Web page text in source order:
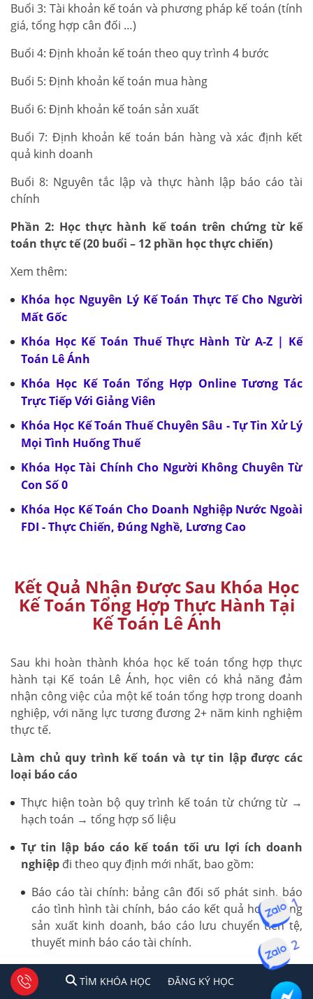
Buổi 3: Tài khoản kế toán và phương pháp kế toán (tính
giá, tổng hợp cân đối …)
Buổi 4: Định khoản kế toán theo quy trình 4 bước
Buổi 5: Định khoản kế toán mua hàng
Buổi 6: Định khoản kế toán sản xuất
Buổi 7: Định khoản kế toán bán hàng và xác định kết
quả kinh doanh
Buổi 8: Nguyên tắc lập và thực hành lập báo cáo tài
chính
Phần 2: Học thực hành kế toán trên chứng từ kế
toán thực tế (20 buổi – 12 phần học thực chiến)
Xem thêm:
Khóa học Nguyên Lý Kế Toán Thực Tế Cho Người
Mất Gốc
Khóa Học Kế Toán Thuế Thực Hành Từ A-Z | Kế
Toán Lê Ánh
Khóa Học Kế Toán Tổng Hợp Online Tương Tác
Trực Tiếp Với Giảng Viên
Khóa Học Kế Toán Thuế Chuyên Sâu - Tự Tin Xử Lý
Mọi Tình Huống Thuế
Khóa Học Tài Chính Cho Người Không Chuyên Từ
Con Số 0
Khóa Học Kế Toán Cho Doanh Nghiệp Nước Ngoài
FDI - Thực Chiến, Đúng Nghề, Lương Cao
Kết Quả Nhận Được Sau Khóa Học
Kế Toán Tổng Hợp Thực Hành Tại
Kế Toán Lê Ánh
Sau khi hoàn thành khóa học kế toán tổng hợp thực
hành tại Kế toán Lê Ánh, học viên có khả năng đảm
nhận công việc của một kế toán tổng hợp trong doanh
nghiệp, với năng lực tương đương 2+ năm kinh nghiệm
thực tế.
Làm chủ quy trình kế toán và tự tin lập được các
loại báo cáo
Thực hiện toàn bộ quy trình kế toán từ chứng từ →
hạch toán → tổng hợp số liệu
Tự tin lập báo cáo kế toán tối ưu lợi ích doanh
nghiệp đi theo quy định mới nhất, bao gồm:
Báo cáo tài chính: bảng cân đối số phát sinh, báo
cáo tình hình tài chính, báo cáo kết quả hoạt động
sản xuất kinh doanh, báo cáo lưu chuyển tiền tệ,
thuyết minh báo cáo tài chính.
Báo cáo thuế: Tờ khai thuế GTGT, TNCN, TNDN
theo quy định hiện hành
TÌM KHÓA HỌC ĐĂNG KÍ HỌC
1 2 Tư vấn facebook
TÌM KHÓA HỌC ĐĂNG KÝ HỌC
1
2